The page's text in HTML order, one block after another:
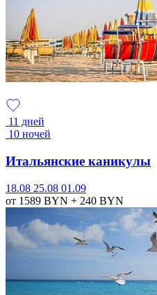
11 дней
10 ночей
Итальянские каникулы
18.08 25.08 01.09
от 1589 BYN + 240 BYN